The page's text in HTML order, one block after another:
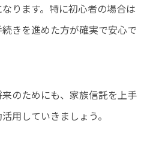
ります。特に初心者の場合は
きを進めた方が確実で安心で
のためにも、家族信託を上手
用していきましょう。